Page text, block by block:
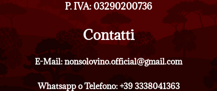
P. IVA: 03290200736
Contatti
E-Mail: nonsolovino.official@gmail.com
Whatsapp o Telefono: +39 3338041363